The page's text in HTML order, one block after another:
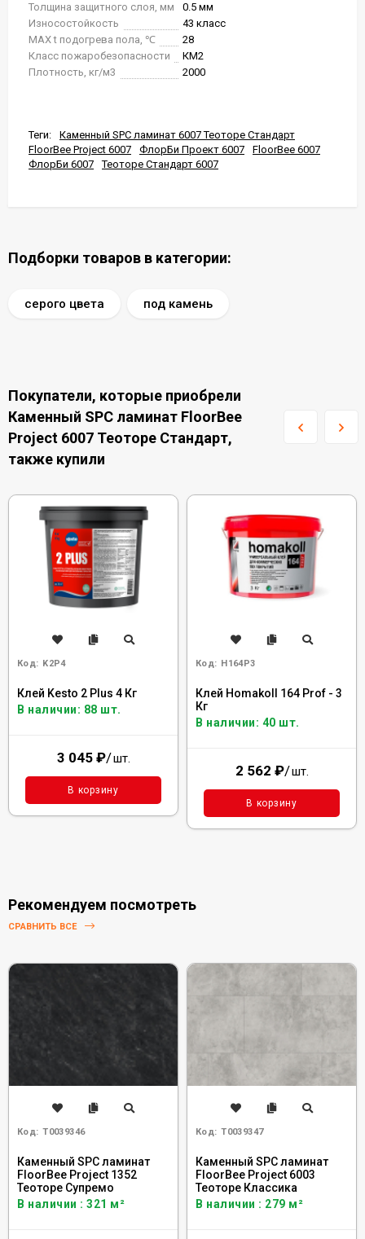
Толщина защитного слоя, мм
0.5 мм
Износостойкость
43 класс
MAX t подогрева пола, ℃
28
Класс пожаробезопасности
КМ2
Плотность, кг/м3
2000
Теги:
Каменный SPC ламинат 6007 Теоторе Стандарт
FloorBee Project 6007
ФлорБи Проект 6007
FloorBee 6007
ФлорБи 6007
Теоторе Стандарт 6007
Подборки товаров в категории:
серого цвета под камень
Покупатели, которые приобрели
Каменный SPC ламинат FloorBee
Project 6007 Теоторе Стандарт,
также купили
Код: K2P4
Клей Kesto 2 Plus 4 Кг
В наличии: 88 шт.
3 045 ₽/шт.
В корзину
Код: H164P3
Клей Homakoll 164 Prof - 3
Кг
В наличии: 40 шт.
2 562 ₽/шт.
В корзину
Рекомендуем посмотреть
СРАВНИТЬ ВСЕ
Код: Т0039346
Каменный SPC ламинат
FloorBee Project 1352
Теоторе Супремо
В наличии : 321 м²
Код: Т0039347
Каменный SPC ламинат
FloorBee Project 6003
Теоторе Классика
В наличии : 279 м²